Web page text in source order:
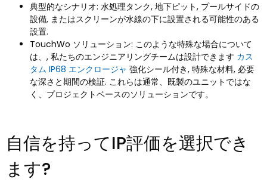
典型的なシナリオ: 水処理タンク, 地下ピット, プールサイドの
設備, またはスクリーンが水線の下に設置される可能性のある
設置.
TouchWo ソリューション: このような特殊な場合について
は、, 私たちのエンジニアリングチームは設計できます カス
タム IP68 エンクロージャ 強化シール付き, 特殊な材料, 必要
な深さと期間の検証. これらは通常、既製のユニットではな
く、プロジェクトベースのソリューションです。
自信を持ってIP評価を選択でき
ます?